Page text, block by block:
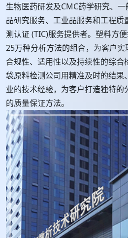
生物医药研发及CMC药学研究、
品研究服务、工业品服务和工程
测认证 (TIC)服务提供者。塑料方
25万种分析方法的组合，为客户实
合规性、适用性以及持续性的综合
袋原料检测公司用精准及时的结果
业的技术经验，为客户打造独特的
的质量保证方法。